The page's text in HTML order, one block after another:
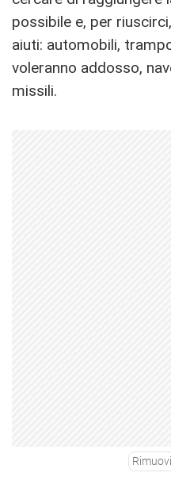
possibile e, per
aiuti: automobili,
voleranno addosso,
missili.